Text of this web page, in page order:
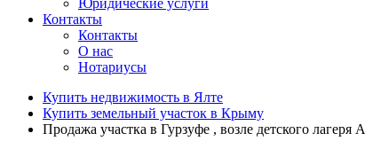
Юридические услуги
Контакты
Контакты
О нас
Нотариусы
Купить недвижимость в Ялте
Купить земельный участок в Крыму
Продажа участка в Гурзуфе , возле детского лагеря